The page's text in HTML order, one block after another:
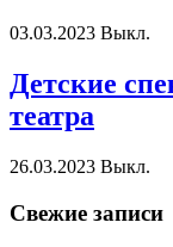
03.03.2023 Выкл.
Детские
театра
26.03.2023 Выкл.
Свежие записи